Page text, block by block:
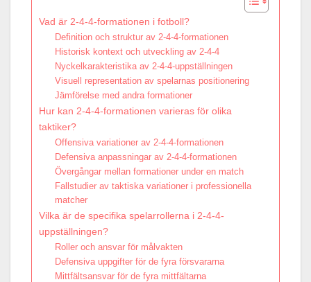
Vad är 2-4-4-formationen i fotboll?
Definition och struktur av 2-4-4-formationen
Historisk kontext och utveckling av 2-4-4
Nyckelkarakteristika av 2-4-4-uppställningen
Visuell representation av spelarnas positionering
Jämförelse med andra formationer
Hur kan 2-4-4-formationen varieras för olika
taktiker?
Offensiva variationer av 2-4-4-formationen
Defensiva anpassningar av 2-4-4-formationen
Övergångar mellan formationer under en match
Fallstudier av taktiska variationer i professionella
matcher
Vilka är de specifika spelarrollerna i 2-4-4-
uppställningen?
Roller och ansvar för målvakten
Defensiva uppgifter för de fyra försvararna
Mittfältsansvar för de fyra mittfältarna